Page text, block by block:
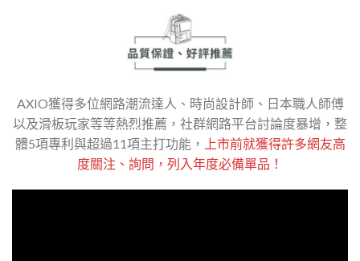
AXIO獲得多位網路潮流達人、時尚設計師、日本職人師傅
以及滑板玩家等等熱烈推薦，社群網路平台討論度暴增，整
體5項專利與超過11項主打功能，
上市前就獲得許多網友高
度關注、詢問，列入年度必備單品！